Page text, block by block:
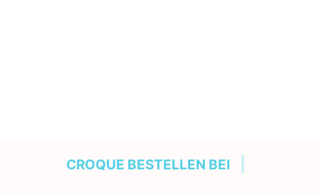
CROQUE BESTELLEN BEI